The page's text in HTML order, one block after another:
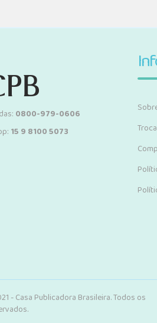
0800-979-0606
15 9 8100 5073
- Casa Publicadora Brasileira. Todos os